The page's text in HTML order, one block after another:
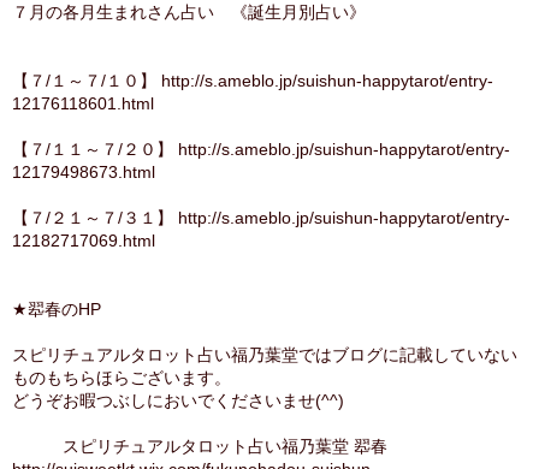
７月の各月生まれさん占い 《誕生月別占い》
【７/１～７/１０】 http://s.ameblo.jp/suishun-happytarot/entry-
12176118601.html
【７/１１～７/２０】 http://s.ameblo.jp/suishun-happytarot/entry-
12179498673.html
【７/２１～７/３１】 http://s.ameblo.jp/suishun-happytarot/entry-
12182717069.html
★翆春のHP
スピリチュアルタロット占い福乃葉堂ではブログに記載していない
ものもちらほらございます。
どうぞお暇つぶしにおいでくださいませ(^^)
スピリチュアルタロット占い福乃葉堂 翆春